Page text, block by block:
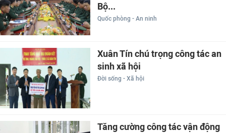
Bộ...
Quốc phòng - An ninh
Xuân Tín chú trọng công tác an
sinh xã hội
Đời sống - Xã hội
Tăng cường công tác vận động